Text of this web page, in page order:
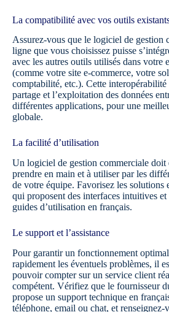
La compatibilité avec vos outils
Assurez-vous que le logiciel de gestion
ligne que vous choisissez puisse
avec les autres outils utilisés dans votre
(comme votre site e-commerce, votre
comptabilité, etc.). Cette
partage et l’exploitation des données
différentes applications, pour une
globale.
La facilité d’utilisation
Un logiciel de gestion commerciale doit
prendre en main et à utiliser par les
de votre équipe. Favorisez les solutions
qui proposent des interfaces intuitives et
guides d’utilisation en français.
Le support et l’assistance
Pour garantir un fonctionnement
rapidement les éventuels problèmes, il
pouvoir compter sur un service client
compétent. Vérifiez que le fournisseur
propose un support technique en
téléphone, email ou chat, et renseignez-